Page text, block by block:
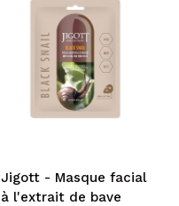
Jigott - Masque facial
à l'extrait de bave